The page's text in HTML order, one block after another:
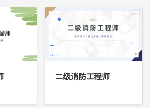
二级消防工程师